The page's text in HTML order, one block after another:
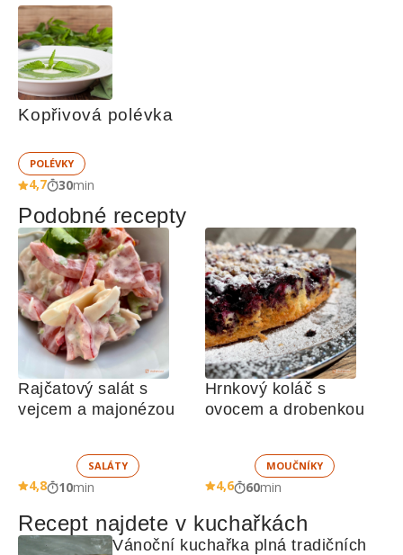
Kopřivová polévka
POLÉVKY
4,7 30min
Podobné recepty
Rajčatový salát s
vejcem a majonézou
SALÁTY
4,8 10min
Hrnkový koláč s
ovocem a drobenkou
MOUČNÍKY
4,6 60min
Recept najdete v kuchařkách
Vánoční kuchařka plná tradičních